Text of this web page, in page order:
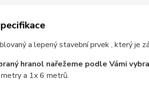
a lepený stavební prvek , který je
hranol nařežeme podle Vámi
a 1x 6 metrů.